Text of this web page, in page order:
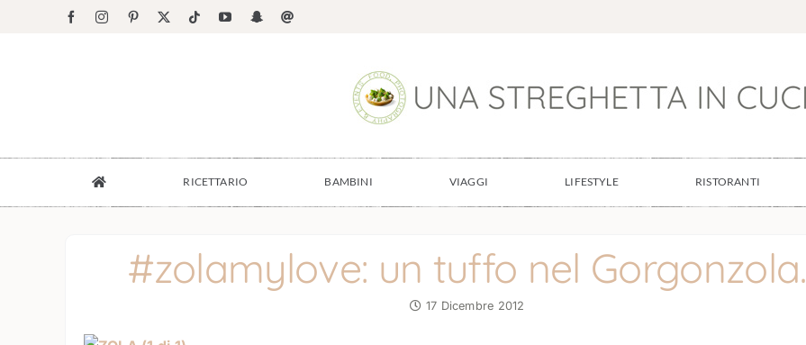
FacebookInstagramPinterest TiktokYouTubeSnapchatEmail
RICETTARIO BAMBINI VIAGGI LIFESTYLE RISTORANTI
#zolamylove: un tuffo nel Gorgonzola.
17 Dicembre 2012